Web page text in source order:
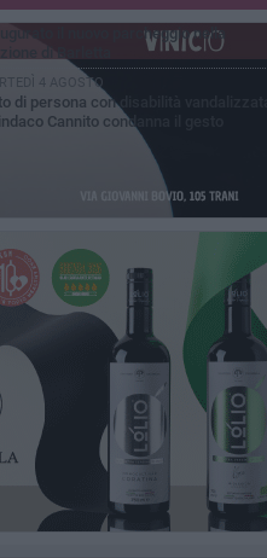
31 LUGLIO
il nuovo parcheggio nella
4 AGOSTO
di persona con disabilità vandalizzata,
Cannito condanna il gesto